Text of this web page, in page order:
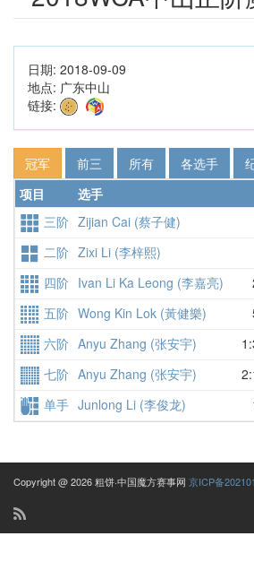
日期: 2018-09-09
地点: 广东中山
链接:
冠军 前三 所有 各选手
项目
选手
三阶 Zijian Cai (蔡子健)
二阶 Zixi Li (李梓熙)
四阶 Ivan Li Ka Leong (李嘉亮)
五阶 Wong Kin Lok (黃健樂)
六阶 Anyu Zhang (张安宇)
七阶 Anyu Zhang (张安宇)
单手 Junlong Li (李俊龙)
Copyright @ 2026 粗饼·中国魔方赛事网 京ICP备